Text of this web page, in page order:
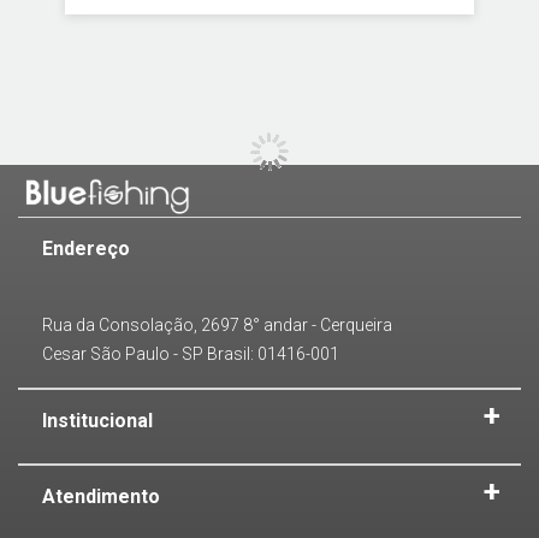
Endereço
Rua da Consolação, 2697 8° andar - Cerqueira
Cesar São Paulo - SP Brasil: 01416-001
Institucional
Atendimento